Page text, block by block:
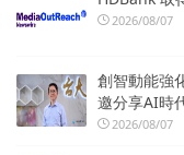
2026/08/07
創智動能強
邀分享AI時
2026/08/07